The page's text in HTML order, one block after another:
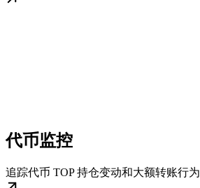
代币监控
追踪代币 TOP 持仓变动和大额转账行为